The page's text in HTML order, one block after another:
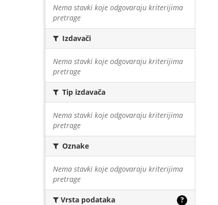
Nema stavki koje odgovaraju kriterijima
pretrage
Izdavači
Nema stavki koje odgovaraju kriterijima
pretrage
Tip izdavača
Nema stavki koje odgovaraju kriterijima
pretrage
Oznake
Nema stavki koje odgovaraju kriterijima
pretrage
Vrsta podataka ?